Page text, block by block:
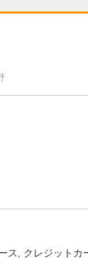
ス クレジットカ